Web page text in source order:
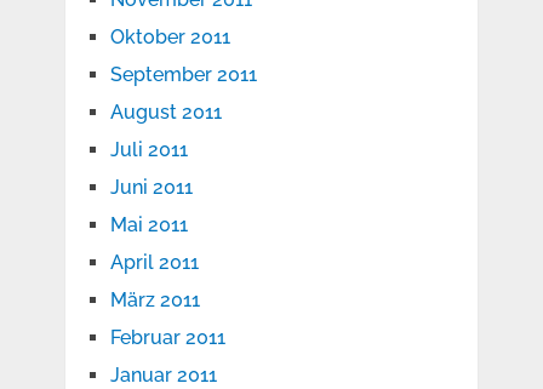
Oktober 2011
September 2011
August 2011
Juli 2011
Juni 2011
Mai 2011
April 2011
März 2011
Februar 2011
Januar 2011